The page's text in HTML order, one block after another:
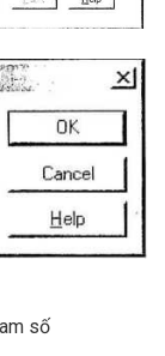
số